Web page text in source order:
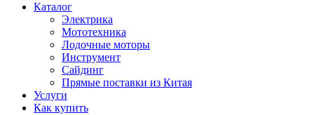
Каталог
Электрика
Мототехника
Лодочные моторы
Инструмент
Сайдинг
Прямые поставки из Китая
Услуги
Как купить